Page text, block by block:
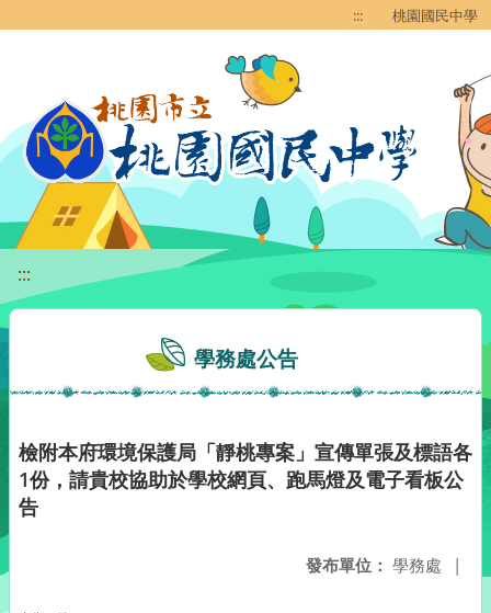
::: 桃園國民中學
:::
學務處公告
檢附本府環境保護局「靜桃專案」宣傳單張及標語各
1份，請貴校協助於學校網頁、跑馬燈及電子看板公
告
發布單位： 學務處 |